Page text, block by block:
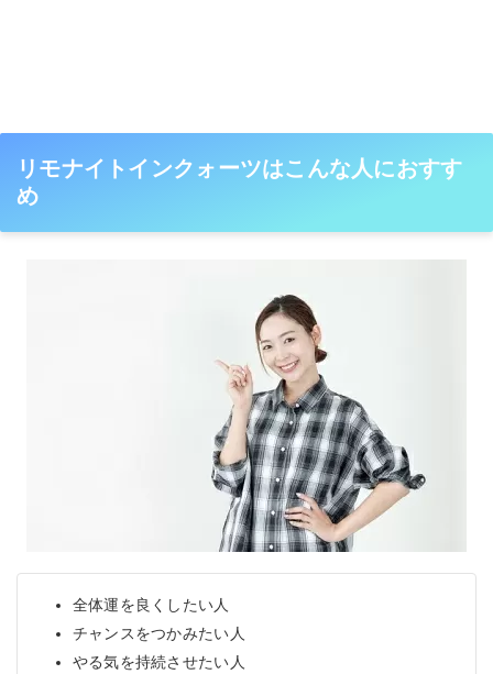
リモナイトインクォーツはこんな人におすす
め
全体運を良くしたい人
チャンスをつかみたい人
やる気を持続させたい人